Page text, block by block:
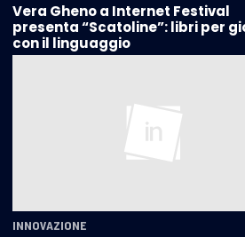
Vera Gheno a Internet Festival
presenta “Scatoline”: libri per
con il linguaggio
INNOVAZIONE